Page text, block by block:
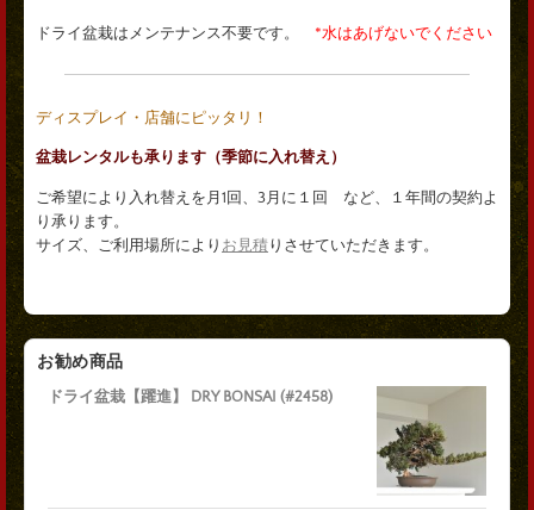
ドライ盆栽はメンテナンス不要です。 *水はあげないでください
ディスプレイ・店舗にピッタリ！
盆栽レンタルも承ります（季節に入れ替え）
ご希望により入れ替えを月1回、3月に１回 など、１年間の契約よ
り承ります。
サイズ、ご利用場所により お見積りさせていただきます。
お勧め商品
ドライ盆栽【躍進】 DRY BONSAI (#2458)